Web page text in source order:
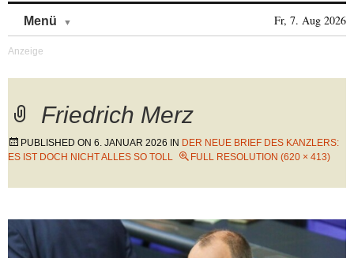
Menü Fr, 7. Aug 2026
Friedrich Merz
PUBLISHED ON 6. JANUAR 2026 IN DER NEUE BRIEF DES KANZLERS:
ES IST DOCH NICHT ALLES SO TOLL
FULL RESOLUTION (620 × 413)